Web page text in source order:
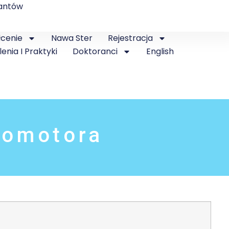
Nawa Ster
Rejestracja
I Praktyki Doktoranci English